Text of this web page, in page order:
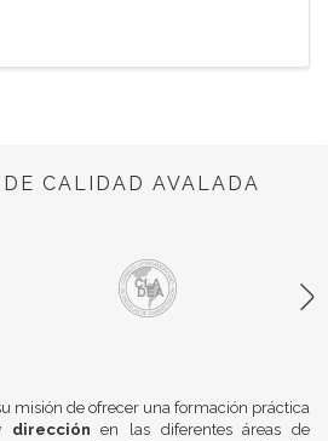
CALIDAD AVALADA
misión de ofrecer una formación práctica
dirección en las diferentes áreas de